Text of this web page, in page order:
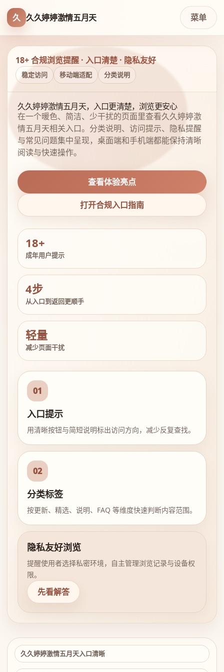
久 久久婷婷激情五月天 菜单
18+ 合规浏览提醒 · 入口清楚 · 隐私友好
稳定访问 移动端适配 分类说明
久久婷婷激情五月天，入口更清楚，浏览更安心
在一个暖色、简洁、少干扰的页面里查看久久婷婷激
情五月天相关入口。分类说明、访问提示、隐私提醒
与常见问题集中呈现，桌面端和手机端都能保持清晰
阅读与快速操作。
查看体验亮点
打开合规入口指南
18+
成年用户提示
4步
从入口到返回更顺手
轻量
减少页面干扰
01
入口提示
用清晰按钮与简短说明标出访问方向，减少反复查找。
02
分类标签
按更新、精选、说明、FAQ 等维度快速判断内容范围。
隐私友好浏览
提醒使用者选择私密环境，自主管理浏览记录与设备权
限。
先看解答
久久婷婷激情五月天入口清晰